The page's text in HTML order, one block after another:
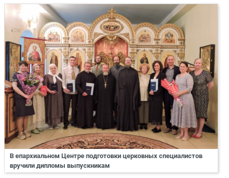
В епархиальном Центре подготовки церковных специалистов
вручили дипломы выпускникам